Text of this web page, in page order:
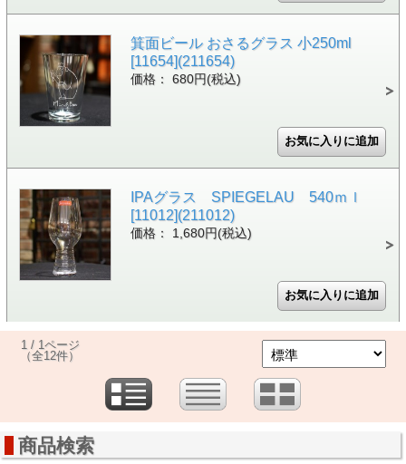
箕面ビール おさるグラス 小250ml
[11654](211654)
価格： 680円(税込)
IPAグラス SPIEGELAU 540ｍｌ
[11012](211012)
価格： 1,680円(税込)
1 / 1ページ
（全12件）
商品検索